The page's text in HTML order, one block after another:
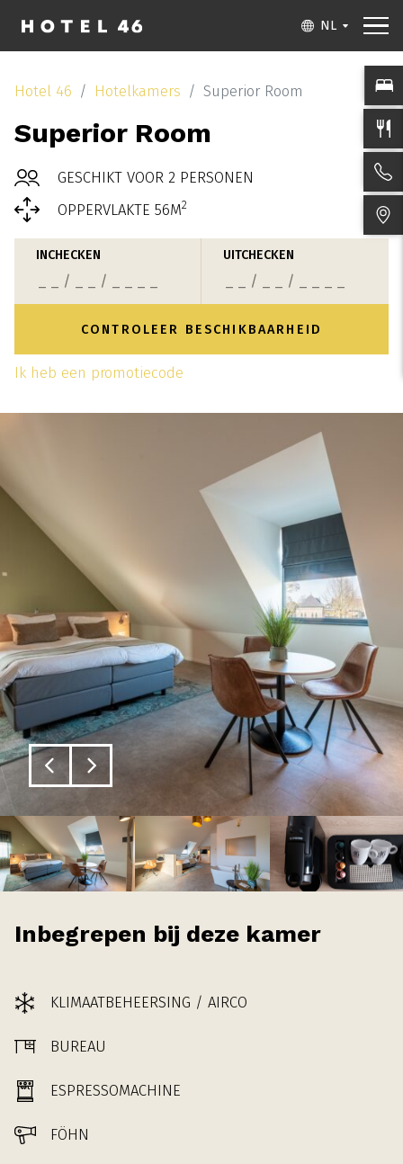
NL
Hotel 46 Hotelkamers Superior Room
Superior Room
GESCHIKT VOOR 2 PERSONEN
OPPERVLAKTE 56M2
INCHECKEN UITCHECKEN
Ik heb een promotiecode
Inbegrepen bij deze kamer
KLIMAATBEHEERSING / AIRCO
BUREAU
ESPRESSOMACHINE
FÖHN